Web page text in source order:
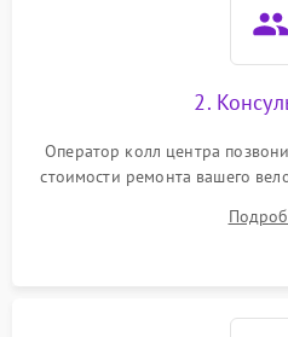
2.
Оператор колл центра
стоимости ремонта вашего